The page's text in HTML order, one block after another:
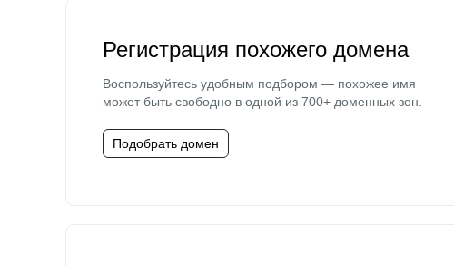
Регистрация похожего домена
Воспользуйтесь удобным подбором — похожее имя
может быть свободно в одной из 700+ доменных зон.
Подобрать домен